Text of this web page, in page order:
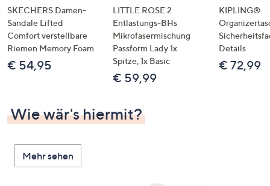
links
bzw.
rechts,
um
diese
SKECHERS Damen-
Sandale Lifted
Comfort verstellbare
Riemen Memory Foam
€ 54,95
LITTLE ROSE 2
Entlastungs-BHs
Mikrofasermischung
Passform Lady 1x
Spitze, 1x Basic
€ 59,99
KIPLING®
Details
€ 72,99
Wie wär's hiermit?
Mehr sehen